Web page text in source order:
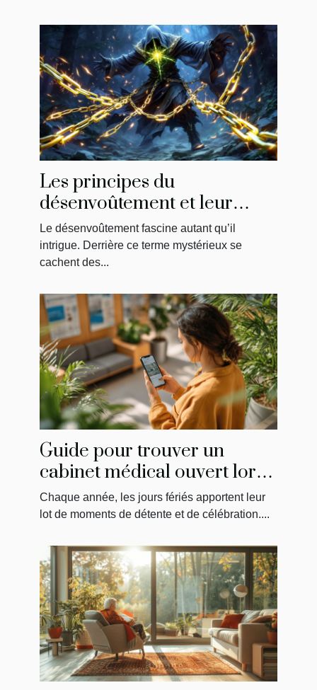
Les principes du
désenvoûtement et leur
impact sur la libération
énergétique
Le désenvoûtement fascine autant qu’il
intrigue. Derrière ce terme mystérieux se
cachent des...
Guide pour trouver un
cabinet médical ouvert lors
des jours fériés
Chaque année, les jours fériés apportent leur
lot de moments de détente et de célébration....